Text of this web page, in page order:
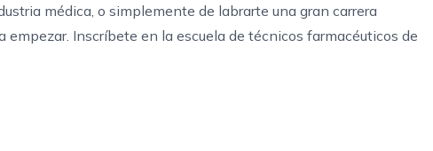
médica, o simplemente de labrarte una gran carrera
empezar. Inscríbete en la escuela de técnicos farmacéuticos de